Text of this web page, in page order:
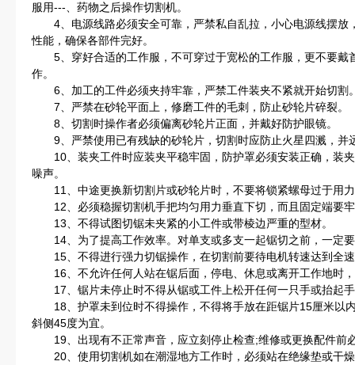
服用---、药物之后操作切割机。
4、电源线路必须安全可靠，严禁私自乱拉，小心电源线摆放
性能，确保各部件完好。
5、穿好合适的工作服，不可穿过于宽松的工作服，更不要戴
作。
6、加工的工件必须夹持牢靠，严禁工件装夹不紧就开始切割
7、严禁在砂轮平面上，修磨工件的毛刺，防止砂轮片碎裂。
8、切割时操作者必须偏离砂轮片正面，并戴好防护眼镜。
9、严禁使用已有残缺的砂轮片，切割时应防止火星四溅，并
10、装夹工件时应装夹平稳牢固，防护罩必须安装正确，装
噪声。
11、中途更换新切割片或砂轮片时，不要将锁紧螺母过于用
12、必须稳握切割机手把均匀用力垂直下切，而且固定端要
13、不得试图切锯未夹紧的小工件或带棱边严重的型材。
14、为了提高工作效率。对单支或多支一起锯切之前，一定
15、不得进行强力切锯操作，在切割前要待电机转速达到全
16、不允许任何人站在锯后面，停电、休息或离开工作地时
17、锯片未停止时不得从锯或工件上松开任何一只手或抬起
18、护罩未到位时不得操作，不得将手放在距锯片15厘米以
斜侧45度为宜。
19、出现有不正常声音，应立刻停止检查;维修或更换配件前
20、使用切割机如在潮湿地方工作时，必须站在绝缘垫或干